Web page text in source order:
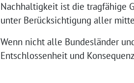
Nachhaltigkeit ist die tragfähige
unter Berücksichtigung aller
Wenn nicht alle Bundesländer
Entschlossenheit und